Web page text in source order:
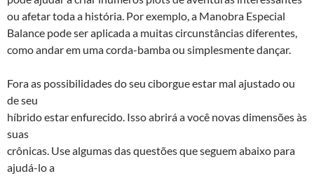
ou afetar toda a história. Por exemplo, a Manobra Especial
Balance pode ser aplicada a muitas circunstâncias diferentes,
como andar em uma corda-bamba ou simplesmente dançar.
Fora as possibilidades do seu ciborgue estar mal ajustado ou
de seu
híbrido estar enfurecido. Isso abrirá a você novas dimensões às
suas
crônicas. Use algumas das questões que seguem abaixo para
ajudá-lo a